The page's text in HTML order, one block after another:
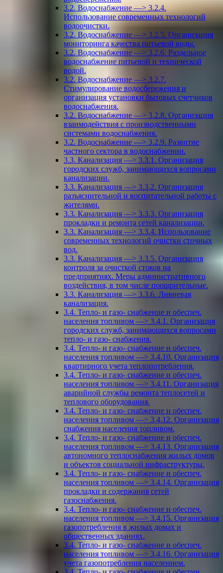
3.2. Водоснабжение —> 3.2.4.
Использование современных технологий
водоочистки.
3.2. Водоснабжение —> 3.2.5. Организация
мониторинга качества питьевой воды.
3.2. Водоснабжение —> 3.2.6. Раздельное
водоснабжение питьевой и технической
водой.
3.2. Водоснабжение —> 3.2.7.
Стимулирование водосбережения и
организация установки бытовых счетчиков
водоснабжения.
3.2. Водоснабжение —> 3.2.8. Организация
взаимодействия с производственными
системами водоснабжения.
3.2. Водоснабжение —> 3.2.9. Развитие
частного сектора в водоснабжении.
3.3. Канализация —> 3.3.1. Организация
городских служб, занимающихся вопросами
канализации.
3.3. Канализация —> 3.3.2. Организация
разъяснительной и воспитательной работы с
жителями.
3.3. Канализация —> 3.3.3. Организация
прокладки и ремонта сетей канализации.
3.3. Канализация —> 3.3.4. Использование
современных технологий очистки сточных
вод.
3.3. Канализация —> 3.3.5. Организация
контроля за очисткой стоков на
предприятиях. Меры административного
воздействия, в том числе поощрительные.
3.3. Канализация —> 3.3.6. Ливневая
канализация.
3.4. Тепло- и газо- снабжение и обеспеч.
населения топливом —> 3.4.1. Организация
городских служб, занимающихся вопросами
тепло- и газо- снабжения.
3.4. Тепло- и газо- снабжение и обеспеч.
населения топливом —> 3.4.10. Организация
квартирного учета теплопотребления.
3.4. Тепло- и газо- снабжение и обеспеч.
населения топливом —> 3.4.11. Организация
аварийной службы ремонта теплосетей и
теплового оборудования.
3.4. Тепло- и газо- снабжение и обеспеч.
населения топливом —> 3.4.12. Организация
снабжения населения топливом.
3.4. Тепло- и газо- снабжение и обеспеч.
населения топливом —> 3.4.13. Организация
автономного теплоснабжения жилых домов
и объектов социальной инфраструктуры.
3.4. Тепло- и газо- снабжение и обеспеч.
населения топливом —> 3.4.14. Организация
прокладки и содержания сетей
газоснабжения.
3.4. Тепло- и газо- снабжение и обеспеч.
населения топливом —> 3.4.15. Организация
газопотребления в жилых домах и
общественных зданиях.
3.4. Тепло- и газо- снабжение и обеспеч.
населения топливом —> 3.4.16. Организация
учета газопотребления населением.